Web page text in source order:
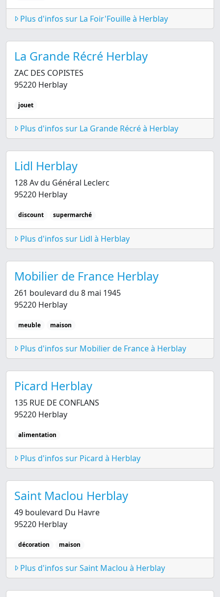
Plus d'infos sur La Foir'Fouille à Herblay
La Grande Récré Herblay
ZAC DES COPISTES
95220 Herblay
jouet
Plus d'infos sur La Grande Récré à Herblay
Lidl Herblay
128 Av du Général Leclerc
95220 Herblay
discount supermarché
Plus d'infos sur Lidl à Herblay
Mobilier de France Herblay
261 boulevard du 8 mai 1945
95220 Herblay
meuble maison
Plus d'infos sur Mobilier de France à Herblay
Picard Herblay
135 RUE DE CONFLANS
95220 Herblay
alimentation
Plus d'infos sur Picard à Herblay
Saint Maclou Herblay
49 boulevard Du Havre
95220 Herblay
décoration maison
Plus d'infos sur Saint Maclou à Herblay